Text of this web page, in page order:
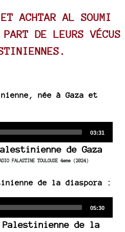
ACHTAR AL SOUMI
DE LEURS VÉCUS
née à Gaza et
Total
03:31
Palestinienne de Gaza
FALASTINE TOULOUSE 4eme (2024)
de la diaspora :
Total
05:30
Palestinienne de la